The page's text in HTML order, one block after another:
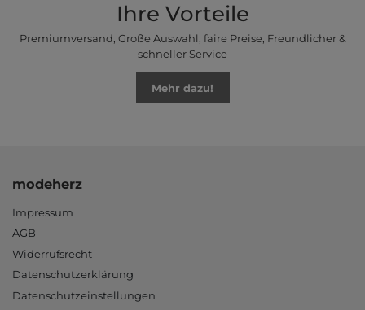
Ihre Vorteile
Premiumversand, Große Auswahl, faire Preise, Freundlicher &
schneller Service
Mehr dazu!
modeherz
Impressum
AGB
Widerrufsrecht
Datenschutzerklärung
Datenschutzeinstellungen